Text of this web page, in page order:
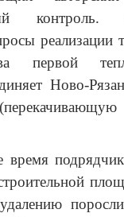
контроль.
реализации
первой
Ново-
время